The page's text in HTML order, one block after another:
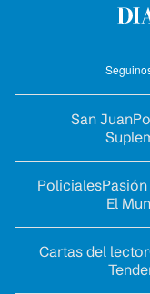
San Juan
Policiales
El
Cartas del lector